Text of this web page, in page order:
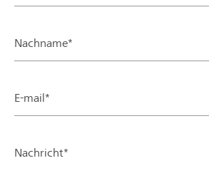
Nachname*
E-mail*
Nachricht*